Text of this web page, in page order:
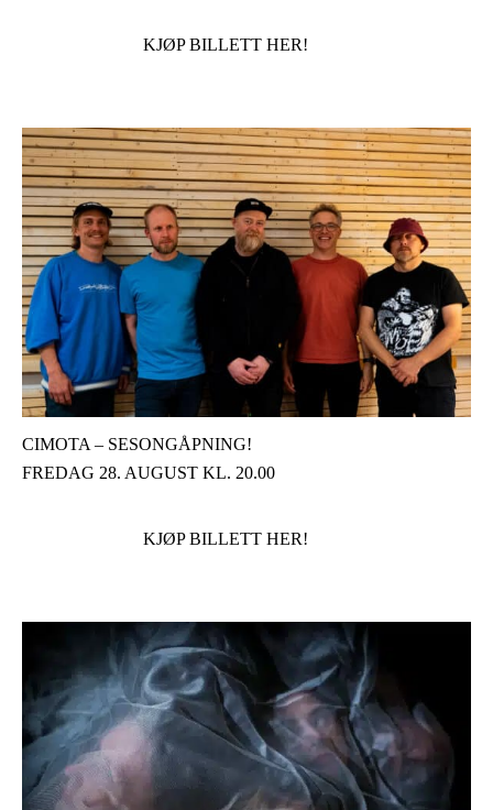
KJØP BILLETT HER!
CIMOTA – SESONGÅPNING!
FREDAG 28. AUGUST KL. 20.00
KJØP BILLETT HER!